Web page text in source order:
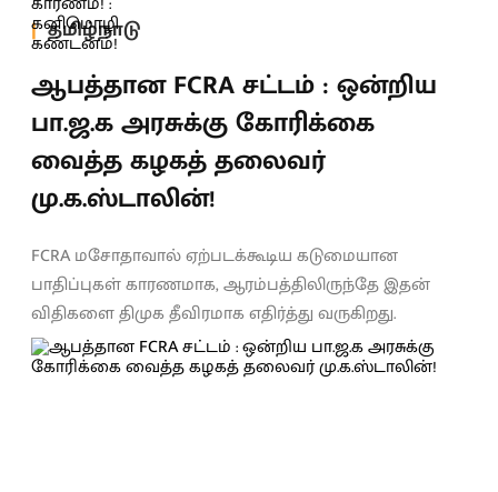
தமிழ்நாடு
ஆபத்தான FCRA சட்டம் : ஒன்றிய
பா.ஜ.க அரசுக்கு கோரிக்கை
வைத்த கழகத் தலைவர்
மு.க.ஸ்டாலின்!
FCRA மசோதாவால் ஏற்படக்கூடிய கடுமையான
பாதிப்புகள் காரணமாக, ஆரம்பத்திலிருந்தே இதன்
விதிகளை திமுக தீவிரமாக எதிர்த்து வருகிறது.